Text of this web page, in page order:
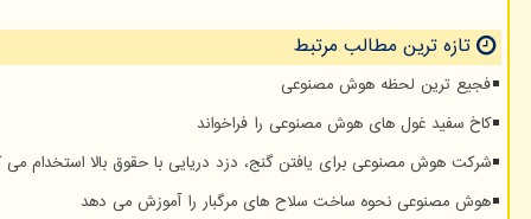
تازه ترین مطالب مرتبط
فجیع ترین لحظه هوش مصنوعی
کاخ سفید غول های هوش مصنوعی را فراخواند
شرکت هوش مصنوعی برای یافتن گنج، دزد دریایی با حقوق بالا استخدام می
هوش مصنوعی نحوه ساخت سلاح های مرگبار را آموزش می دهد